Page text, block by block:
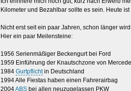
Kilometer und Bezahlbar sollte es sein. Heute
Nicht erst seit ein paar Jahren, schon länger
Hier ein paar Meilensteine:
1956 Serienmäßiger Beckengurt bei Ford
1959 Einführung der Knautschzone von
1984 Gurtpflichtin Deutschland
1994 Alle Fiestas haben einen Fahrerairbag
2004ABS bei allen neuzugelassen PKW